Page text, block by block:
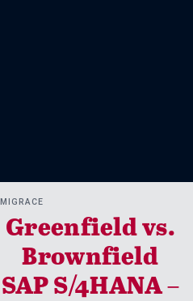
MIGRACE
Greenfield vs.
Brownfield
SAP S/4HANA –